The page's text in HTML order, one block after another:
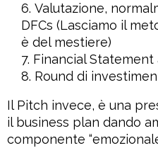
Valutazione,
DFCs (Lasciamo il
è del mestiere)
Financial Statement
Round di
Il Pitch invece, è una
il business plan dando
componente